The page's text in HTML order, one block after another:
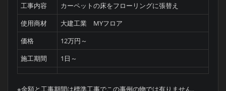
工事内容
カーペットの床をフローリングに張替え
使用商材
大建工業 MYフロア
価格
12万円～
施工期間
1日～
※金額と工事期間は標準工事でこの事例の物では有りません。